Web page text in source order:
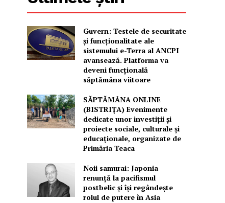
Guvern: Testele de securitate
și funcționalitate ale
sistemului e-Terra al ANCPI
avansează. Platforma va
deveni funcțională
săptămâna viitoare
SĂPTĂMÂNA ONLINE
(BISTRIȚA) Evenimente
dedicate unor investiții și
proiecte sociale, culturale și
educaționale, organizate de
Primăria Teaca
Noii samurai: Japonia
renunță la pacifismul
postbelic și își regândește
rolul de putere în Asia